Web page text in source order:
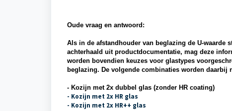
Oude vraag en antwoord:
Als in de afstandhouder van beglazing de U-waarde
achterhaald uit productdocumentatie, mag deze
worden bovendien keuzes voor glastypes
beglazing. De volgende combinaties worden daarbij
- Kozijn met 2x dubbel glas (zonder HR coating)
- Kozijn met 2x HR glas
- Kozijn met 2x HR++ glas